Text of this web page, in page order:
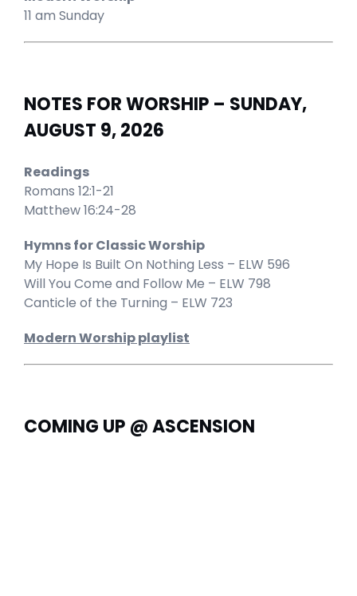
11 am Sunday
NOTES FOR WORSHIP – SUNDAY,
AUGUST 9, 2026
Readings
Romans 12:1-21
Matthew 16:24-28
Hymns for Classic Worship
My Hope Is Built On Nothing Less – ELW 596
Will You Come and Follow Me – ELW 798
Canticle of the Turning – ELW 723
Modern Worship playlist
COMING UP @ ASCENSION